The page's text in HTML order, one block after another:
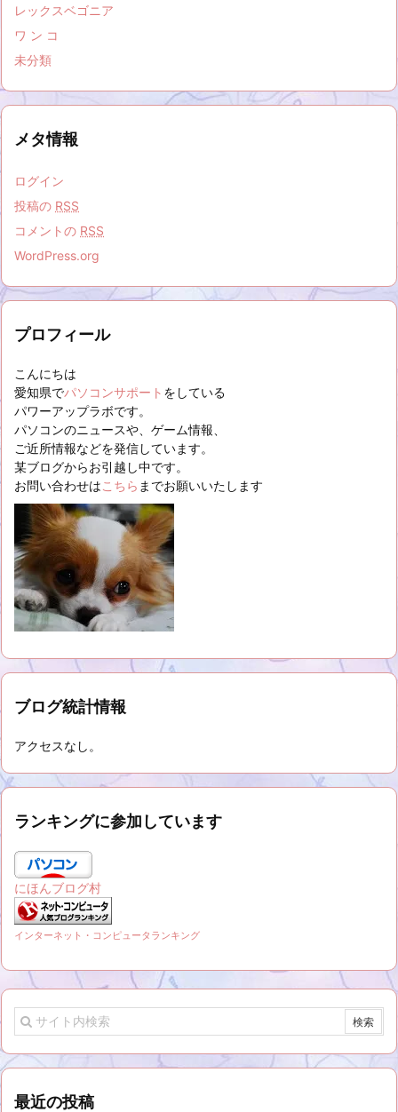
レックスベゴニア
ワ ン コ
未分類
メタ情報
ログイン
投稿の RSS
コメントの RSS
WordPress.org
プロフィール
こんにちは
愛知県でパソコンサポート をしている
パワーアップラボです。
パソコンのニュースや、ゲーム情報、
ご近所情報などを発信しています。
某ブログからお引越し中です。
お問い合わせはこちら までお願いいたします
ブログ統計情報
アクセスなし。
ランキングに参加しています
にほんブログ村
インターネット・コンピュータランキング
最近の投稿